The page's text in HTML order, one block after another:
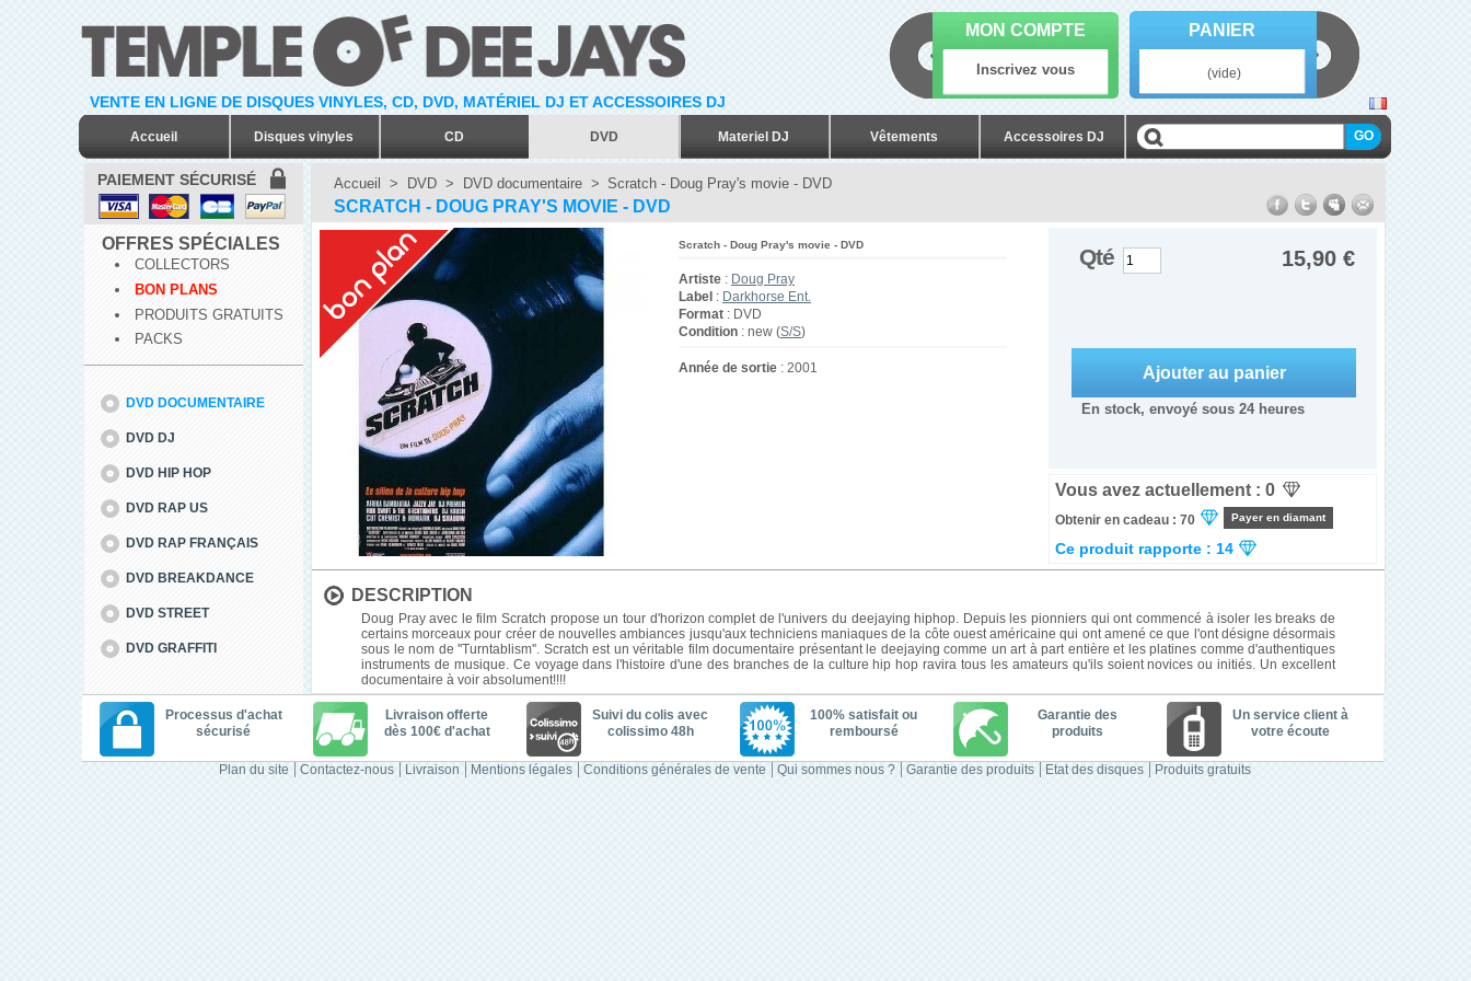
VENTE EN LIGNE DE DISQUES VINYLES, CD, DVD, MATÉRIEL DJ ET ACCESSOIRES DJ
Accueil Disques vinyles CD DVD Materiel DJ Vêtements Accessoires DJ
MON COMPTE
Inscrivez vous
PANIER
(vide)
PAIEMENT SÉCURISÉ
OFFRES SPÉCIALES
COLLECTORS
BON PLANS
PRODUITS GRATUITS
PACKS
DVD DOCUMENTAIRE
DVD DJ
DVD HIP HOP
DVD RAP US
DVD RAP FRANÇAIS
DVD BREAKDANCE
DVD STREET
DVD GRAFFITI
Accueil > DVD > DVD documentaire > Scratch - Doug Pray's movie - DVD
SCRATCH - DOUG PRAY'S MOVIE - DVD
Scratch - Doug Pray's movie - DVD
Artiste : Doug Pray
Label : Darkhorse Ent.
Format : DVD
Condition : new (S/S)
Année de sortie : 2001
15,90 €
Qté
En stock, envoyé sous 24 heures
Vous avez actuellement : 0
Obtenir en cadeau : 70 Payer en diamant
Ce produit rapporte : 14
DESCRIPTION
Doug Pray avec le film Scratch propose un tour d'horizon complet de l'univers du deejaying hiphop. Depuis les pionniers qui ont commencé à isoler les breaks de
certains morceaux pour créer de nouvelles ambiances jusqu'aux techniciens maniaques de la côte ouest américaine qui ont amené ce que l'ont désigne désormais
sous le nom de ''Turntablism''. Scratch est un véritable film documentaire présentant le deejaying comme un art à part entière et les platines comme d'authentiques
instruments de musique. Ce voyage dans l'histoire d'une des branches de la culture hip hop ravira tous les amateurs qu'ils soient novices ou initiés. Un excellent
documentaire à voir absolument!!!!
Processus d'achat
sécurisé
Livraison offerte
dès 100€ d'achat
Suivi du colis avec
colissimo 48h
100% satisfait ou
remboursé
Garantie des
produits
Un service client à
votre écoute
Plan du site Contactez-nous Livraison Mentions légales Conditions générales de vente Qui sommes nous ? Garantie des produits Etat des disques Produits gratuits